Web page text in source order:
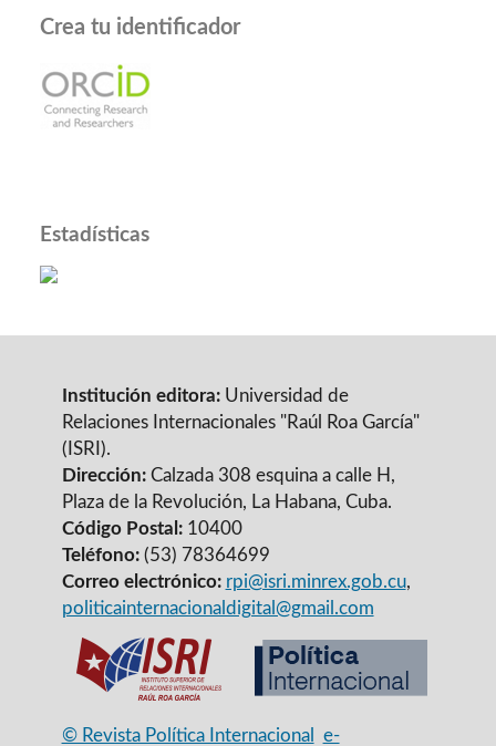
Crea tu identificador
Estadísticas
Institución editora:Universidad de
Relaciones Internacionales "Raúl Roa García"
(ISRI).
Dirección:Calzada 308 esquina a calle H,
Plaza de la Revolución, La Habana, Cuba.
Código Postal:10400
Teléfono:(53) 78364699
Correo electrónico: rpi@isri.minrex.gob.cu,
politicainternacionaldigital@gmail.com
© Revista Política Internacional e-